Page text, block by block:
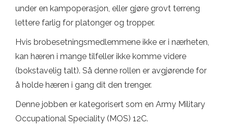
under en kampoperasjon, eller gjøre grovt terreng
lettere farlig for platonger og tropper.
Hvis brobesetningsmedlemmene ikke er i nærheten,
kan hæren i mange tilfeller ikke komme videre
(bokstavelig talt). Så denne rollen er avgjørende for
å holde hæren i gang dit den trenger.
Denne jobben er kategorisert som en Army Military
Occupational Speciality (MOS) 12C.